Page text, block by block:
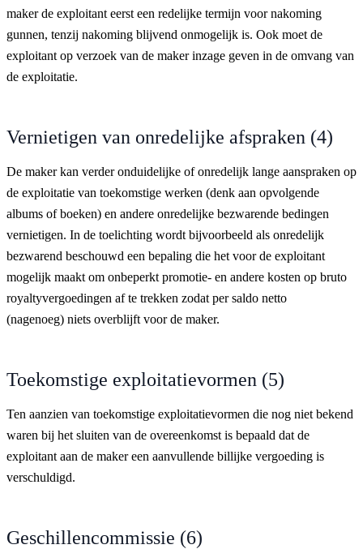
maker de exploitant eerst een redelijke termijn voor nakoming
gunnen, tenzij nakoming blijvend onmogelijk is. Ook moet de
exploitant op verzoek van de maker inzage geven in de omvang van
de exploitatie.
Vernietigen van onredelijke afspraken (4)
De maker kan verder onduidelijke of onredelijk lange aanspraken op
de exploitatie van toekomstige werken (denk aan opvolgende
albums of boeken) en andere onredelijke bezwarende bedingen
vernietigen. In de toelichting wordt bijvoorbeeld als onredelijk
bezwarend beschouwd een bepaling die het voor de exploitant
mogelijk maakt om onbeperkt promotie- en andere kosten op bruto
royaltyvergoedingen af te trekken zodat per saldo netto
(nagenoeg) niets overblijft voor de maker.
Toekomstige exploitatievormen (5)
Ten aanzien van toekomstige exploitatievormen die nog niet bekend
waren bij het sluiten van de overeenkomst is bepaald dat de
exploitant aan de maker een aanvullende billijke vergoeding is
verschuldigd.
Geschillencommissie (6)